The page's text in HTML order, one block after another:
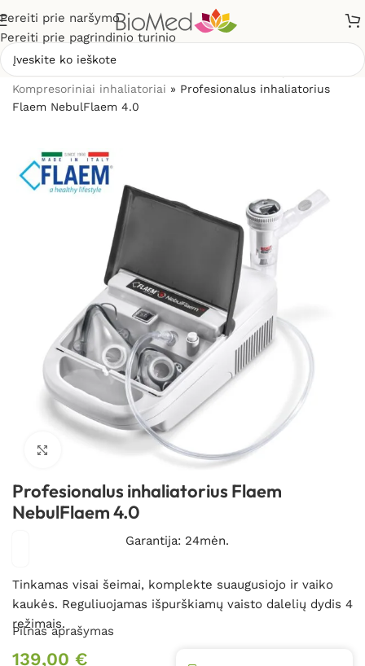
Pereiti prie naršymo
Pereiti prie pagrindinio turinio
Kompresoriniai inhaliatoriai » Profesionalus inhaliatorius
Flaem NebulFlaem 4.0
Spustelėkite, kad padidintumėte
Profesionalus inhaliatorius Flaem
NebulFlaem 4.0
Garantija: 24mėn.
Tinkamas visai šeimai, komplekte suaugusiojo ir vaiko
kaukės. Reguliuojamas išpurškiamų vaisto dalelių dydis 4
režimais.
Pilnas aprašymas
139,00 €